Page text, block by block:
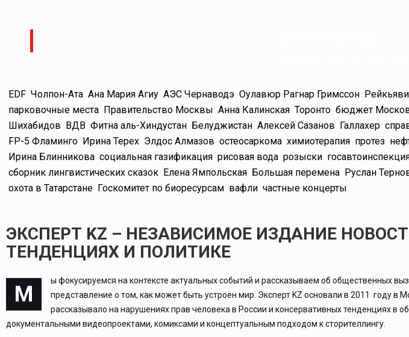
EDF Чолпон-Ата Ана Мария Агиу АЭС Чернаводэ Оулавюр Рагнар Гримссон
парковочные места Правительство Москвы Анна Калинская Торонто бюджет
Шихабидов ВДВ Фитна аль-Хиндустан Белуджистан Алексей Сазанов Галлахер
FP-5 Фламинго Ирина Терех Элдос Алмазов остеосаркома химиотерапия протез
Ирина Блинникова социальная газификация рисовая вода розыски
сборник лингвистических сказок Елена Ямпольская Большая перемена Руслан
охота в Татарстане Госкомитет по биоресурсам вафли частные концерты
ЭКСПЕРТ KZ – НЕЗАВИСИМОЕ ИЗДАНИЕ
ТЕНДЕНЦИЯХ И ПОЛИТИКЕ
М
ы фокусируемся на контексте актуальных событий и рассказываем об общественных
представление о том, как может быть устроен мир. Эксперт KZ основали в 2011 году
рассказывало на нарушениях прав человека в России и консервативных тенденциях в
документальными видеопроектами, комиксами и концептуальным подходом к сторителлингу.